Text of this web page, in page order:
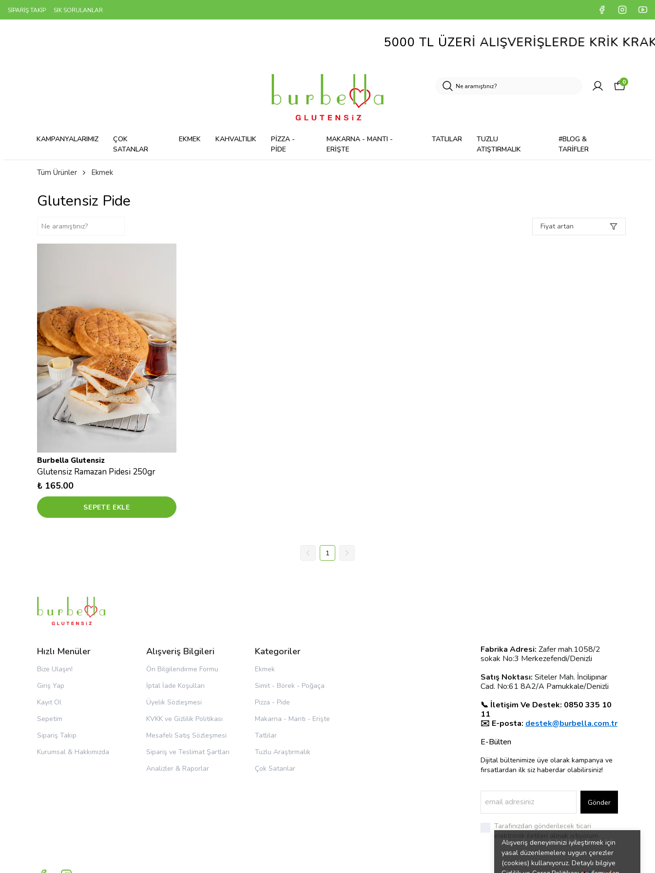
SİPARİŞ TAKİP SIK SORULANLAR
5000 TL ÜZERİ ALIŞVERİŞLERDE KRİK KRAK HEDİYE
KAMPANYALARIMIZ
ÇOK
SATANLAR
EKMEK KAHVALTILIK
PİZZA -
PİDE
MAKARNA - MANTI -
ERİŞTE
TATLILAR
TUZLU
ATIŞTIRMALIK
#BLOG &
TARİFLER
0
Alışveriş deneyiminizi iyileştirmek için
yasal düzenlemelere uygun çerezler
(cookies) kullanıyoruz. Detaylı bilgiye
Tüm Ürünler Ekmek
Glutensiz Pide
Fiyat artan
Burbella Glutensiz
Glutensiz Ramazan Pidesi 250gr
₺ 165.00
SEPETE EKLE
1
Hızlı Menüler
Bize Ulaşın!
Giriş Yap
Kayıt Ol
Sepetim
Sipariş Takip
Kurumsal & Hakkımızda
Alışveriş Bilgileri
Ön Bilgilendirme Formu
İptal İade Koşulları
Üyelik Sözleşmesi
KVKK ve Gizlilik Politikası
Mesafeli Satış Sözleşmesi
Sipariş ve Teslimat Şartları
Analizler & Raporlar
Kategoriler
Ekmek
Simit - Börek - Poğaça
Pizza - Pide
Makarna - Mantı - Erişte
Tatlılar
Tuzlu Araştırmalık
Çok Satanlar
Fabrika Adresi: Zafer mah.1058/2
sokak No:3 Merkezefendi/Denizli
Satış Noktası: Siteler Mah. İncilipınar
Cad. No:61 8A2/A Pamukkale/Denizli
📞 İletişim Ve Destek: 0850 335 10
11
✉️ E-posta: destek@burbella.com.tr
E-Bülten
Dijital bültenimize üye olarak kampanya ve
fırsatlardan ilk siz haberdar olabilirsiniz!
Gönder
Tarafınızdan gönderilecek ticari
elektronik iletileri almak istiyorum.